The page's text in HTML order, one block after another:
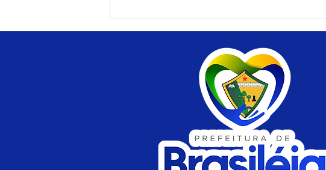
destaque para castanha e